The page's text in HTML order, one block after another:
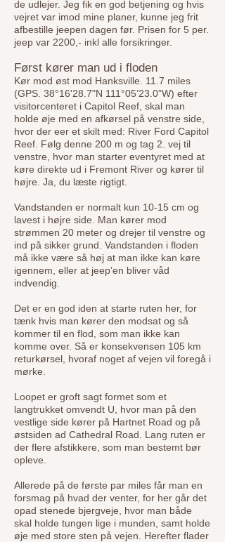
de udlejer. Jeg fik en god betjening og hvis
vejret var imod mine planer, kunne jeg frit
afbestille jeepen dagen før. Prisen for 5 per.
jeep var 2200,- inkl alle forsikringer.
Først kører man ud i floden
Kør mod øst mod Hanksville. 11.7 miles
(GPS. 38°16'28.7"N 111°05’23.0”W) efter
visitorcenteret i Capitol Reef, skal man
holde øje med en afkørsel på venstre side,
hvor der eer et skilt med: River Ford Capitol
Reef. Følg denne 200 m og tag 2. vej til
venstre, hvor man starter eventyret med at
køre direkte ud i Fremont River og kører til
højre. Ja, du læste rigtigt.
Vandstanden er normalt kun 10-15 cm og
lavest i højre side. Man kører mod
strømmen 20 meter og drejer til venstre og
ind på sikker grund. Vandstanden i floden
må ikke være så høj at man ikke kan køre
igennem, eller at jeep’en bliver våd
indvendig.
Det er en god iden at starte ruten her, for
tænk hvis man kører den modsat og så
kommer til en flod, som man ikke kan
komme over. Så er konsekvensen 105 km
returkørsel, hvoraf noget af vejen vil foregå i
mørke.
Loopet er groft sagt formet som et
langtrukket omvendt U, hvor man på den
vestlige side kører på Hartnet Road og på
østsiden ad Cathedral Road. Lang ruten er
der flere afstikkere, som man bestemt bør
opleve.
Allerede på de første par miles får man en
forsmag på hvad der venter, for her går det
opad stenede bjergveje, hvor man både
skal holde tungen lige i munden, samt holde
øje med store sten på vejen. Herefter flader